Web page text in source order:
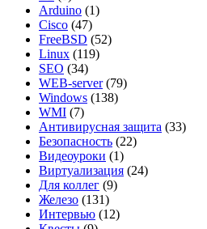
Arduino (1)
Cisco (47)
FreeBSD (52)
Linux (119)
SEO (34)
WEB-server(79)
Windows (138)
WMI (7)
Антивирусная защита (33)
Безопасность (22)
Видеоуроки (1)
Виртуализация (24)
Для коллег (9)
Железо (131)
Интервью (12)